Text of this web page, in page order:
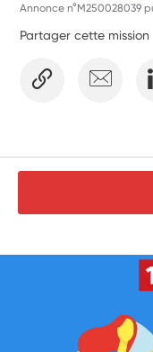
Annonce n°M250028039
Partager cette mission